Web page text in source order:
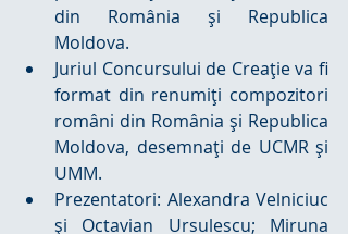
din România şi Republica
Moldova.
Juriul Concursului de Creaţie va fi
format din renumiţi compozitori
români din România şi Republica
Moldova, desemnaţi de UCMR şi
UMM.
Prezentatori: Alexandra Velniciuc
şi Octavian Ursulescu; Miruna